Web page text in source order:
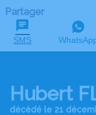
Partager
SMS
Hubert
décédé le 21